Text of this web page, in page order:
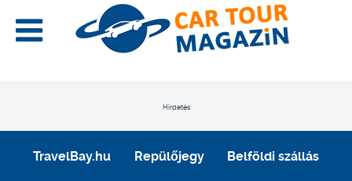
Hirdetés
TravelBay.hu Repülőjegy Belföldi szállás